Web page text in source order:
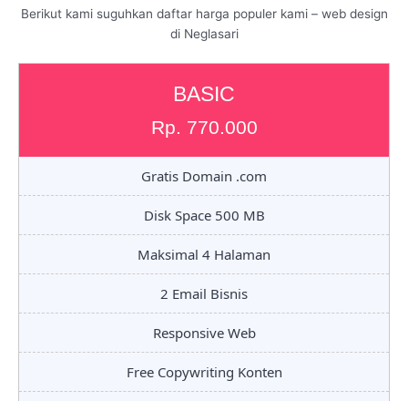
Berikut kami suguhkan daftar harga populer kami – web design
di Neglasari
BASIC
Rp. 770.000
Gratis Domain .com
Disk Space 500 MB
Maksimal 4 Halaman
2 Email Bisnis
Responsive Web
Free Copywriting Konten